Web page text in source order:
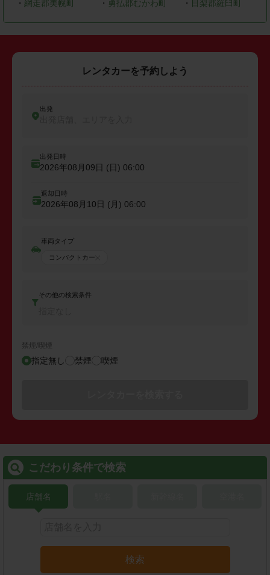
・ 網走郡美幌町 ・ 勇払郡むかわ町 ・ 目梨郡羅臼町
レンタカーを予約しよう
出発
出発日時
2026年08月09日 (日) 06:00
返却日時
2026年08月10日 (月) 06:00
車両タイプ
コンパクトカー
その他の検索条件
禁煙/喫煙
指定無し 禁煙 喫煙
こだわり条件で検索
店舗名
検索